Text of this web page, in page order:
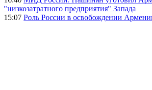
"низкозатратного предприятия" Запада
15:07 Роль России в освобождении